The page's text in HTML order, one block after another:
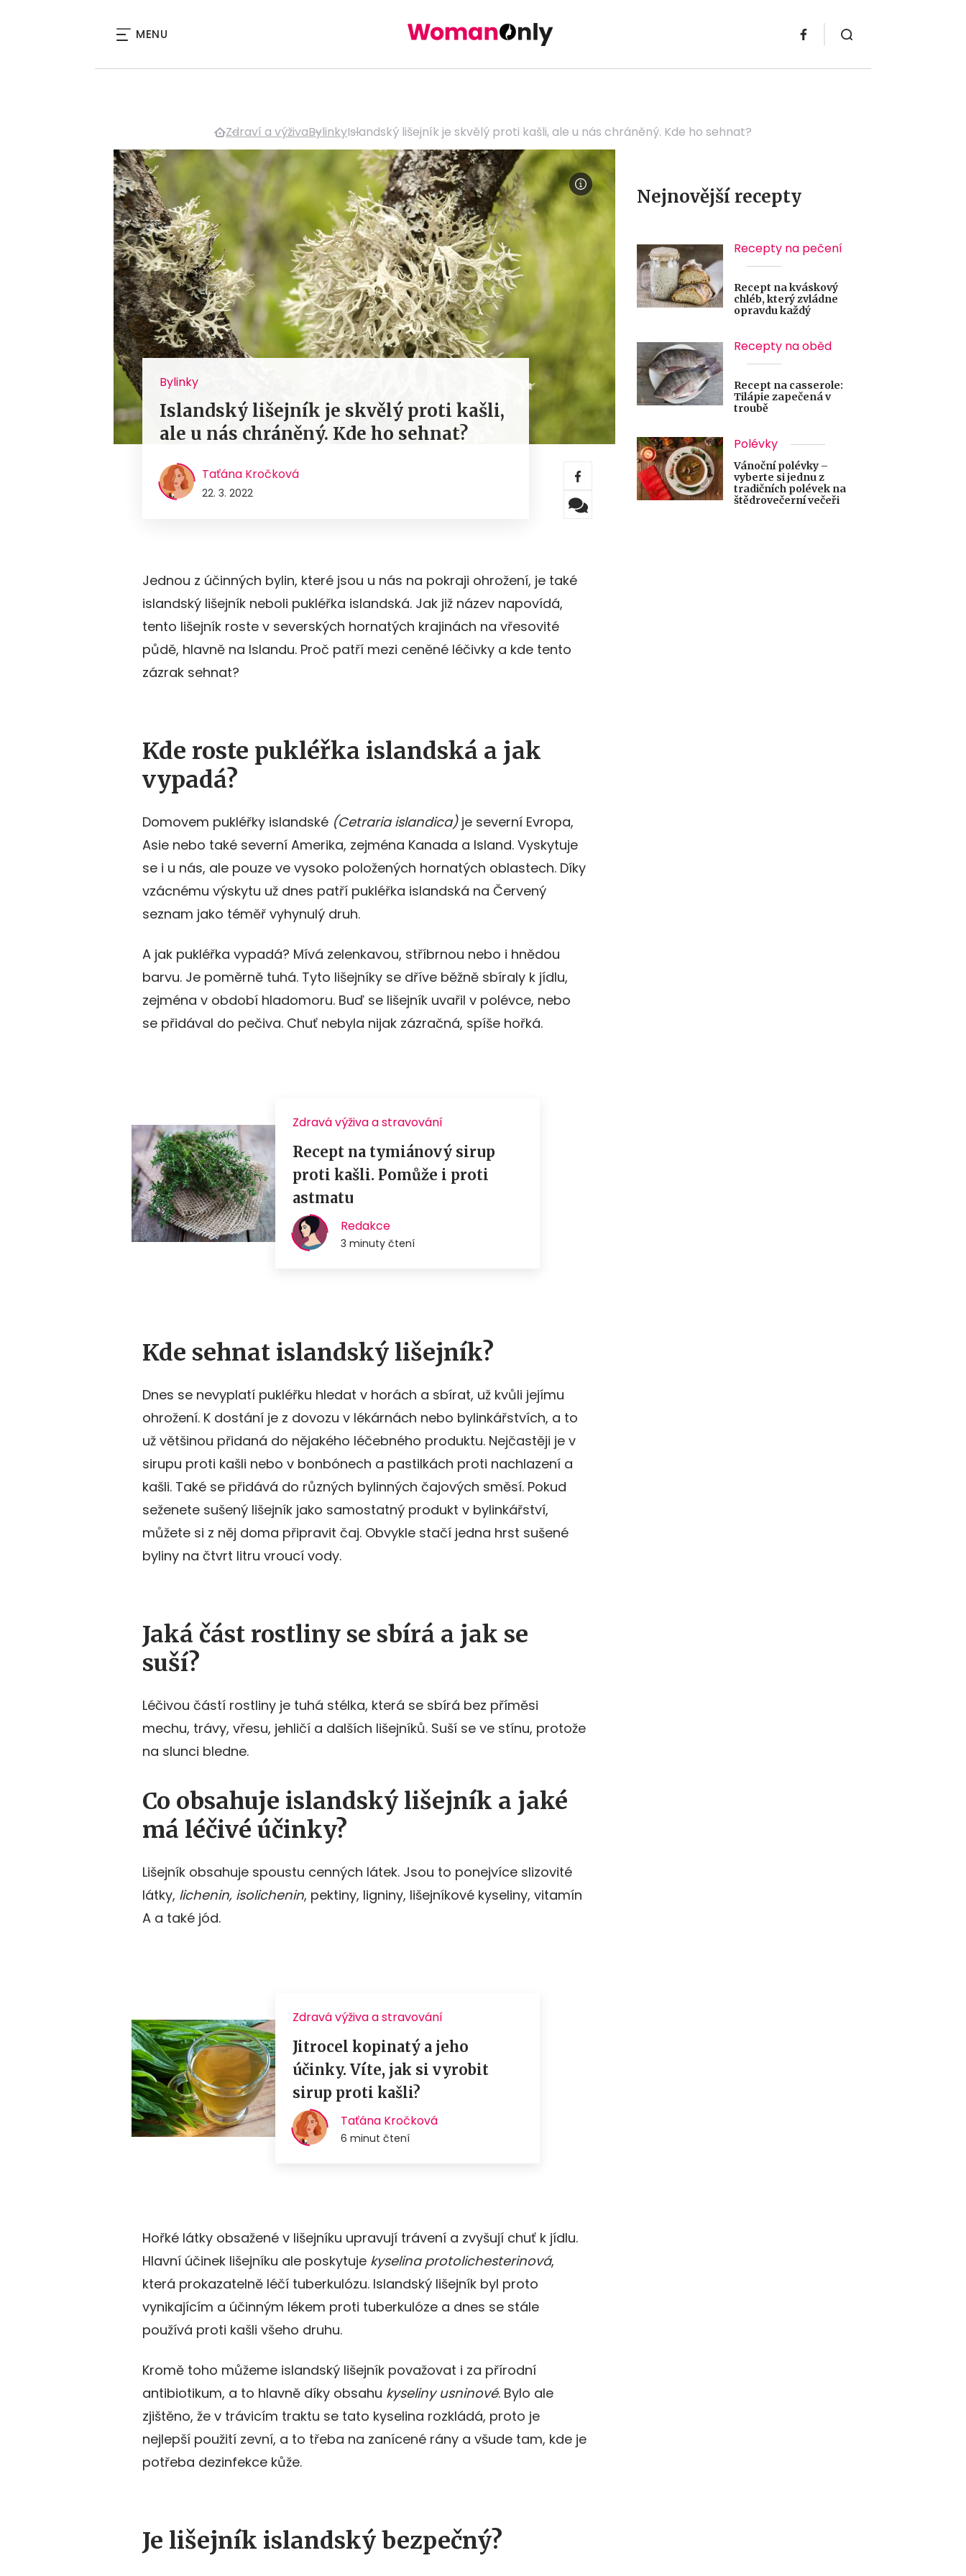
MENU
Zdraví a výživaBylinkyIslandský lišejník je skvělý proti kašli, ale u nás chráněný. Kde ho sehnat?
Bylinky
Islandský lišejník je skvělý proti kašli,
ale u nás chráněný. Kde ho sehnat?
Taťána Kročková
22. 3. 2022
Jednou z účinných bylin, které jsou u nás na pokraji ohrožení, je také
islandský lišejník neboli pukléřka islandská. Jak již název napovídá,
tento lišejník roste v severských hornatých krajinách na vřesovité
půdě, hlavně na Islandu. Proč patří mezi ceněné léčivky a kde tento
zázrak sehnat?
Kde roste pukléřka islandská a jak
vypadá?
Domovem pukléřky islandské (Cetraria islandica)je severní Evropa,
Asie nebo také severní Amerika, zejména Kanada a Island. Vyskytuje
se i u nás, ale pouze ve vysoko položených hornatých oblastech. Díky
vzácnému výskytu už dnes patří pukléřka islandská na Červený
seznam jako téměř vyhynulý druh.
A jak pukléřka vypadá? Mívá zelenkavou, stříbrnou nebo i hnědou
barvu. Je poměrně tuhá. Tyto lišejníky se dříve běžně sbíraly k jídlu,
zejména v období hladomoru. Buď se lišejník uvařil v polévce, nebo
se přidával do pečiva. Chuť nebyla nijak zázračná, spíše hořká.
Kde sehnat islandský lišejník?
Dnes se nevyplatí pukléřku hledat v horách a sbírat, už kvůli jejímu
ohrožení. K dostání je z dovozu v lékárnách nebo bylinkářstvích, a to
už většinou přidaná do nějakého léčebného produktu. Nejčastěji je v
sirupu proti kašli nebo v bonbónech a pastilkách proti nachlazení a
kašli. Také se přidává do různých bylinných čajových směsí. Pokud
seženete sušený lišejník jako samostatný produkt v bylinkářství,
můžete si z něj doma připravit čaj. Obvykle stačí jedna hrst sušené
byliny na čtvrt litru vroucí vody.
Jaká část rostliny se sbírá a jak se
suší?
Léčivou částí rostliny je tuhá stélka, která se sbírá bez příměsi
mechu, trávy, vřesu, jehličí a dalších lišejníků. Suší se ve stínu, protože
na slunci bledne.
Co obsahuje islandský lišejník a jaké
má léčivé účinky?
Lišejník obsahuje spoustu cenných látek. Jsou to ponejvíce slizovité
látky, lichenin, isolichenin, pektiny, ligniny, lišejníkové kyseliny, vitamín
A a také jód.
Hořké látky obsažené v lišejníku upravují trávení a zvyšují chuť k jídlu.
Hlavní účinek lišejníku ale poskytuje kyselina protolichesterinová,
která prokazatelně léčí tuberkulózu. Islandský lišejník byl proto
vynikajícím a účinným lékem proti tuberkulóze a dnes se stále
používá proti kašli všeho druhu.
Kromě toho můžeme islandský lišejník považovat i za přírodní
antibiotikum, a to hlavně díky obsahu kyseliny usninové. Bylo ale
zjištěno, že v trávicím traktu se tato kyselina rozkládá, proto je
nejlepší použití zevní, a to třeba na zanícené rány a všude tam, kde je
potřeba dezinfekce kůže.
Je lišejník islandský bezpečný?
Nejnovější recepty
Recepty na pečení
Recept na kváskový
chléb, který zvládne
opravdu každý
Recepty na oběd
Recept na casserole:
Tilápie zapečená v
troubě
Polévky
Vánoční polévky –
vyberte si jednu z
tradičních polévek na
štědrovečerní večeři